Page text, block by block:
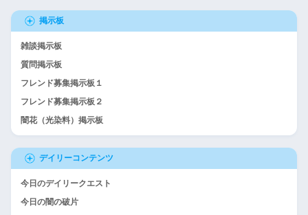
掲示板
雑談掲示板
質問掲示板
フレンド募集掲示板１
フレンド募集掲示板２
闇花（光染料）掲示板
デイリーコンテンツ
今日のデイリークエスト
今日の闇の破片